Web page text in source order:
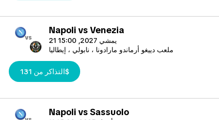
vs
Napoli vs Venezia
21 يمشي 2027, 15:00
ملعب دييغو أرماندو مارادونا ، نابولي ، إيطاليا
التذاكر من 131$
Napoli vs Sassuolo